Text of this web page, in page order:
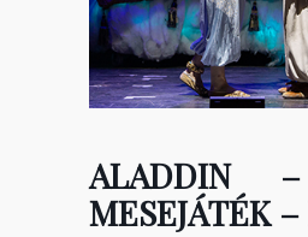
ALADDIN
MESEJÁTÉK –